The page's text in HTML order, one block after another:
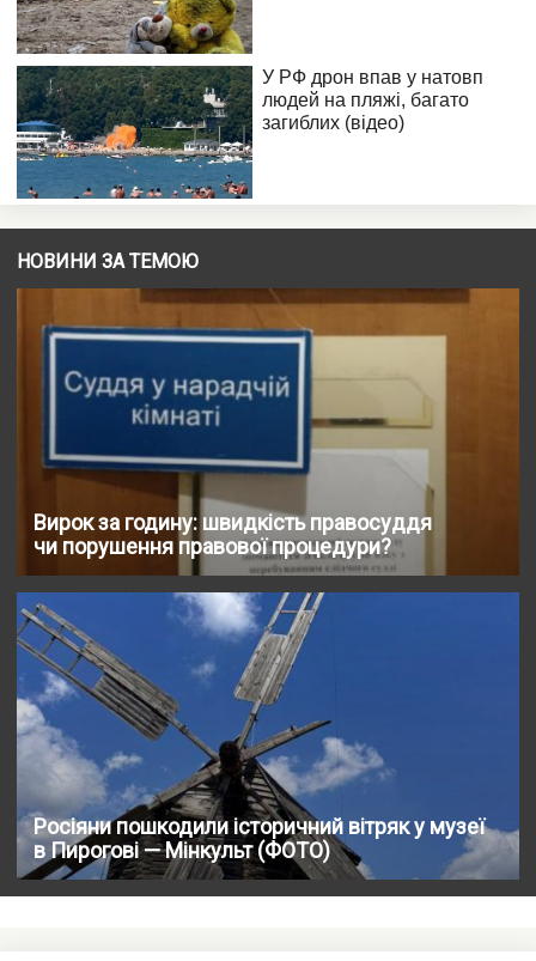
НОВИНИ ЗА ТЕМОЮ
Вирок за годину: швидкість правосуддя
чи порушення правової процедури?
Росіяни пошкодили історичний вітряк у музеї
в Пирогові — Мінкульт (ФОТО)